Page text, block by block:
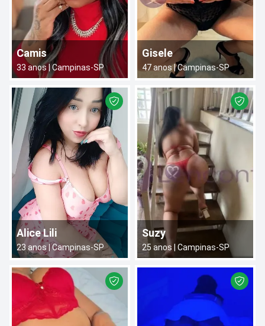
Camis
33 anos |Campinas-SP
Gisele
47anos |Campinas-SP
Alice Lili
23anos | Campinas-SP
Suzy
25 anos | Campinas-SP